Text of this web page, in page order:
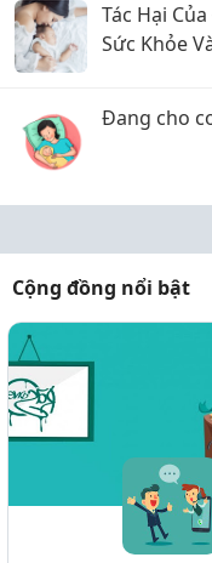
Tác Hại
Sức Khỏe
Đang cho
Cộng đồng nổi bật